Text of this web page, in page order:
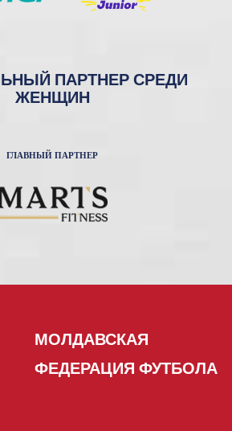
ПАРТНЕР СРЕДИ
ЖЕНЩИН
ГЛАВНЫЙ ПАРТНЕР
МОЛДАВСКАЯ
ФЕДЕРАЦИЯ ФУТБОЛА